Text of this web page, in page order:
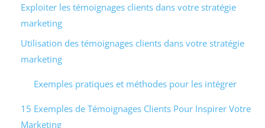
Exploiter les témoignages clients dans votre stratégie
marketing
Utilisation des témoignages clients dans votre stratégie
marketing
Exemples pratiques et méthodes pour les intégrer
15 Exemples de Témoignages Clients Pour Inspirer Votre
Marketing